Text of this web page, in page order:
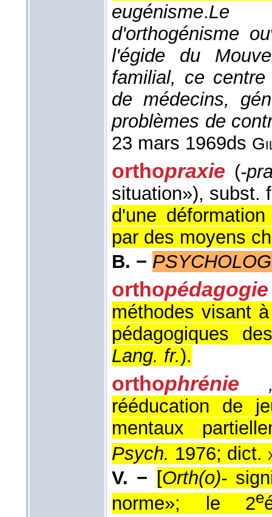
eugénisme.Le
d'orthogénisme
l'égide du
familial, ce
de médecins,
problèmes de
23 mars 1969ds
orthopraxie (-
situation»), subst.
d'une
par des moyens
B. −
orthopédagogie
méthodes visant
pédagogiques
Lang. fr.).
orthophrénie
rééducation de
mentaux
Psych. 1976; dict.
V. − [Orth(o)-
norme»; le 2e